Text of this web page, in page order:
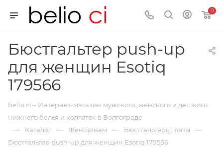
0
Бюстгальтер push-up
для женщин Esotiq
179566
belio ci – Интернет-магазин мужского, женского и детского
нижнего белья и колготок в Волгограде
— Каталог — Женщинам — Бюстгальтеры, топы —
Бюстгальтер push-up для женщин Esotiq 179566